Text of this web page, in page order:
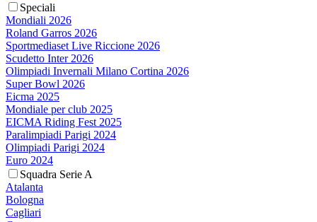
Speciali
Mondiali 2026
Roland Garros 2026
Sportmediaset Live Riccione 2026
Scudetto Inter 2026
Olimpiadi Invernali Milano Cortina 2026
Super Bowl 2026
Eicma 2025
Mondiale per club 2025
EICMA Riding Fest 2025
Paralimpiadi Parigi 2024
Olimpiadi Parigi 2024
Euro 2024
Squadra Serie A
Atalanta
Bologna
Cagliari